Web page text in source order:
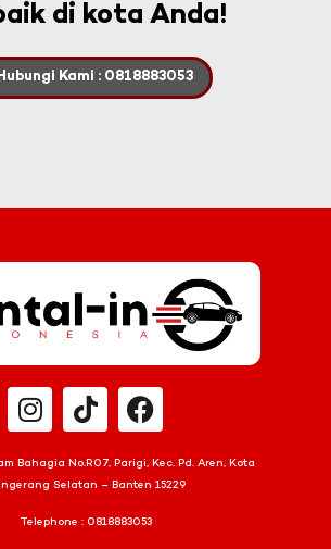
di kota Anda!
Kami : 0818883053
Bahagia No.R07, Parigi, Kec. Pd. Aren, Kota
Selatan – Banten 15229
Telephone : 0818883053